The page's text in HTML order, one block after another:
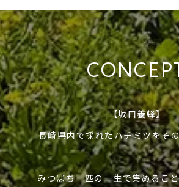
【坂口養蜂】
長崎県内で採れたハチミツをそ
みつばち一匹の一生で集めるこ